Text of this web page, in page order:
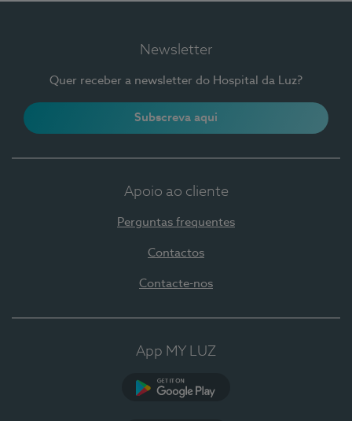
Newsletter
Quer receber a newsletter do Hospital da Luz?
Subscreva aqui
Apoio ao cliente
Perguntas frequentes
Contactos
Contacte-nos
App MY LUZ